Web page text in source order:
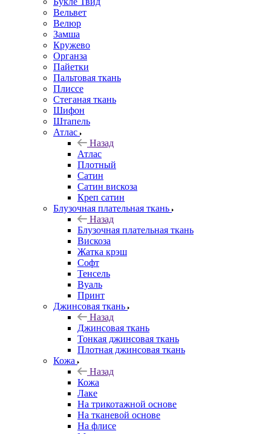
Вельвет
Велюр
Замша
Кружево
Органза
Пайетки
Пальтовая ткань
Плиссе
Стеганая ткань
Шифон
Штапель
Атлас
Назад
Атлас
Плотный
Сатин
Сатин вискоза
Креп сатин
Блузочная плательная ткань
Назад
Блузочная плательная ткань
Вискоза
Жатка крэш
Софт
Тенсель
Вуаль
Принт
Джинсовая ткань
Назад
Джинсовая ткань
Тонкая джинсовая ткань
Плотная джинсовая ткань
Кожа
Назад
Кожа
Лаке
На трикотажной основе
На тканевой основе
На флисе